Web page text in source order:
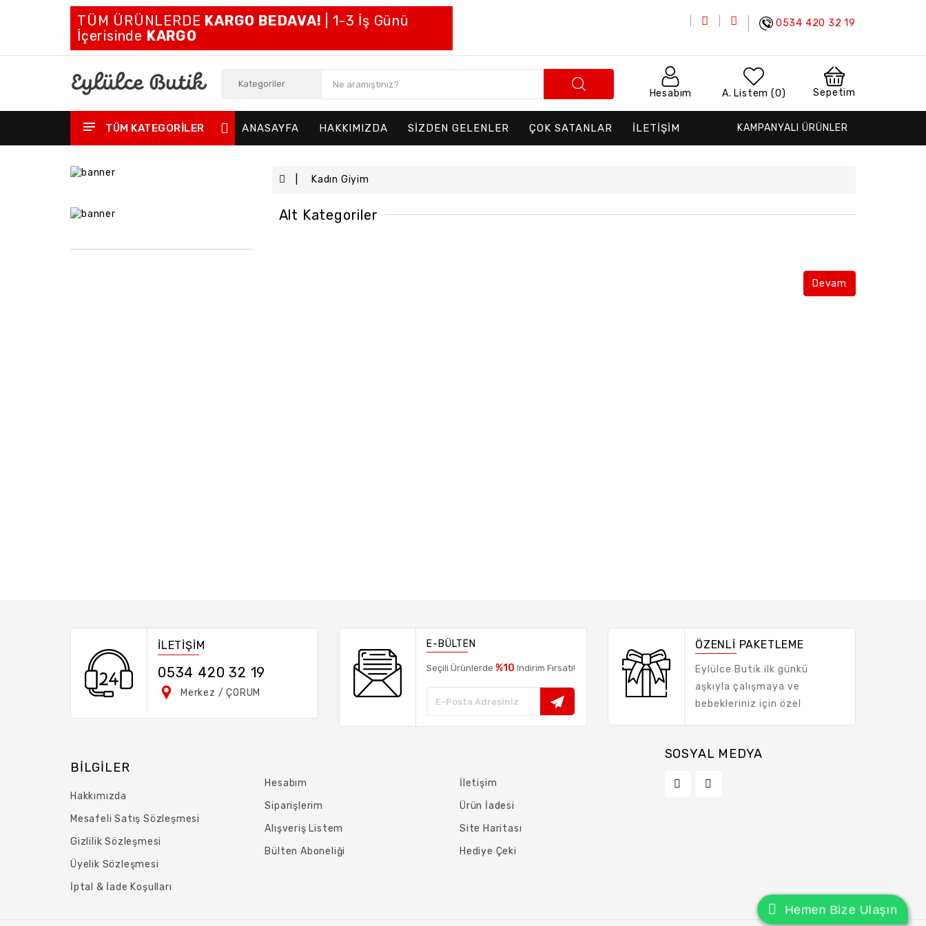
TÜM ÜRÜNLERDE KARGO BEDAVA! | 1-3 İş Günü
İçerisinde KARGO
0534 420 32 19
Hesabım A. Listem (0) Sepetim
TÜM KATEGORILER ANASAYFA HAKKIMIZDA SİZDEN GELENLER ÇOK SATANLAR İLETİŞİM KAMPANYALI ÜRÜNLER
Kadın Giyim
Alt Kategoriler
Devam
Hemen Bize Ulaşın
İLETİŞİM
0534 420 32 19
Merkez / ÇORUM
E-BÜLTEN
Seçili Ürünlerde %10 Indirim Fırsatı!
ÖZENLİ PAKETLEME
Eylülce Butik ilk günkü
aşkıyla çalışmaya ve
bebekleriniz için özel
BILGILER
Hakkımızda
Mesafeli Satış Sözleşmesi
Gizlilik Sözleşmesi
Üyelik Sözleşmesi
İptal & İade Koşulları
Hesabım
Siparişlerim
Alışveriş Listem
Bülten Aboneliği
İletişim
Ürün İadesi
Site Haritası
Hediye Çeki
SOSYAL MEDYA